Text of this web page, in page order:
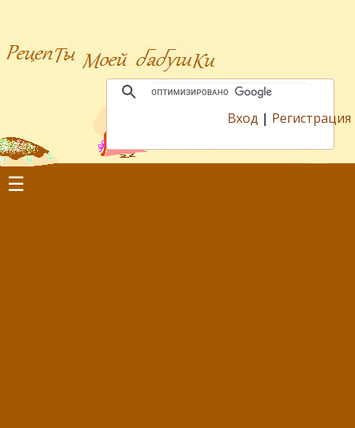
Вход | Регистрация
☰